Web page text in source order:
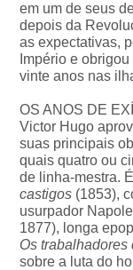
em um de seus
depois da
as expectativas,
Império e
vinte anos nas
OS ANOS DE
Victor Hugo
suas principais
quais quatro ou
de linha-mestra.
castigos(1853),
usurpador
1877), longa
Os trabalhadores
sobre a luta do